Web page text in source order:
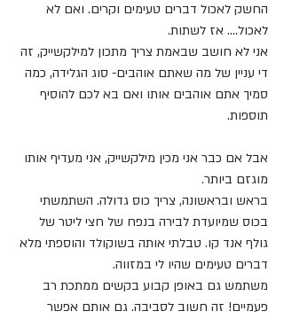
החשק לאכול דברים טעימים וקרים. ואם לא
לאכול.... אז לשתות.
אני לא חושב שבאמת צריך מתכון למילקשייק, זה
די עניין של מה שאתם אוהבים- סוג הגלידה, כמה
סמיך אתם אוהבים אותו ואם בא לכם להוסיף
תוספות.
אבל אם כבר אני מכין מילקשייק, אני מעדיף אותו
מוגזם ביותר.
בראש ובראשונה, צריך כוס גדולה. השתמשתי
בכוס שמיועדת לבירה בנפח של חצי ליטר של
גולף אנד קו. טבלתי אותה בשוקולד והוספתי מלא
דברים טעימים שהיו לי במזווה.
משתמש גם באופן קבוע בקשים ממתכת רב
פעמיים! זה חשוב לסביבה. גם אותם אפשר